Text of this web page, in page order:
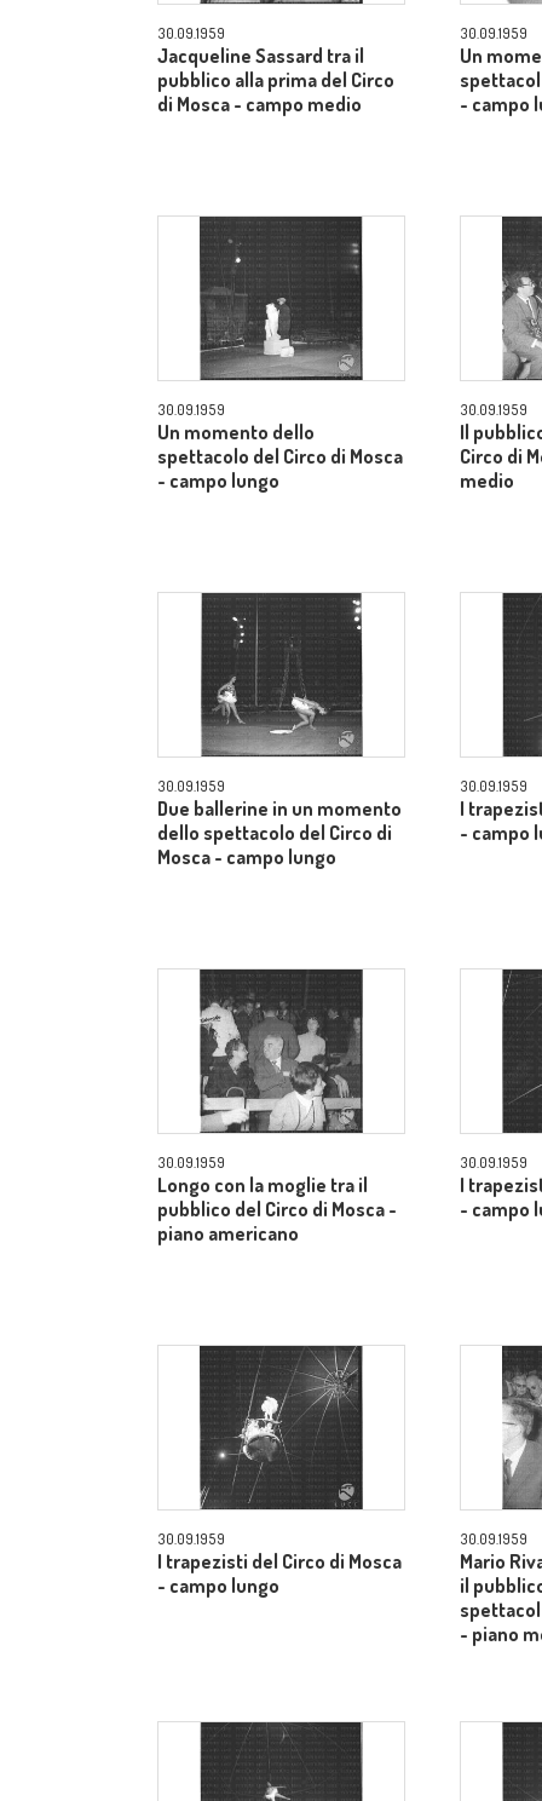
30.09.1959
Jacqueline Sassard tra il
pubblico alla prima del Circo
di Mosca - campo medio
30.09.1959
Un
- campo
30.09.1959
Un momento dello
spettacolo del Circo di Mosca
- campo lungo
30.09.1959
Il
Circo di
medio
30.09.1959
Due ballerine in un momento
dello spettacolo del Circo di
Mosca - campo lungo
30.09.1959
I
- campo
30.09.1959
Longo con la moglie tra il
pubblico del Circo di Mosca -
piano americano
30.09.1959
I
- campo
30.09.1959
I trapezisti del Circo di Mosca
- campo lungo
30.09.1959
Mario
il
- piano